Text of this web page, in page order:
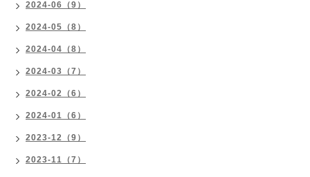
2024-06（9）
2024-05（8）
2024-04（8）
2024-03（7）
2024-02（6）
2024-01（6）
2023-12（9）
2023-11（7）